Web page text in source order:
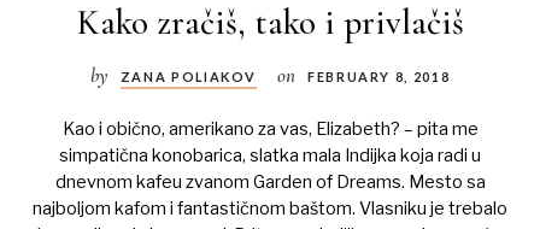
Kako zračiš, tako i privlačiš
by ZANA POLIAKOV on FEBRUARY 8, 2018
Kao i obično, amerikano za vas, Elizabeth? – pita me
simpatična konobarica, slatka mala Indijka koja radi u
dnevnom kafeu zvanom Garden of Dreams. Mesto sa
najboljom kafom i fantastičnom baštom. Vlasniku je trebalo